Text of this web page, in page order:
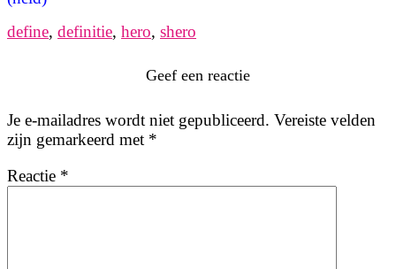
define, definitie, hero, shero
Geef een reactie
Je e-mailadres wordt niet gepubliceerd. Vereiste velden
zijn gemarkeerd met *
Reactie *